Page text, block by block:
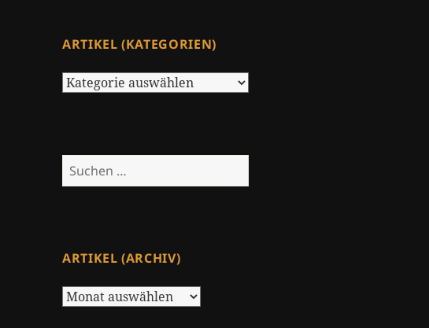
ARTIKEL (KATEGORIEN)
Artikel
Suchen
nach:
ARTIKEL (ARCHIV)
Artikel